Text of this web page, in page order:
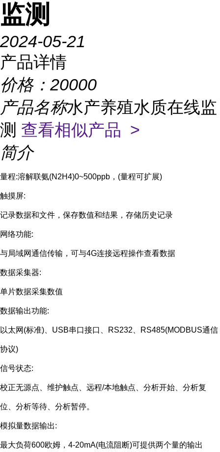
监测
2024-05-21
产品详情
价格： 20000
产品名称水产养殖水质在线监
测 查看相似产品 >
简介
量程:溶解联氨(N2H4)0~500ppb，(量程可扩展)
触摸屏:
记录数据和文件，保存数值和结果，存储历史记录
网络功能:
与局域网通信传输，可与4G连接远程操作查看数据
数据采集器:
单片数据采集数值
数据输出功能:
以太网(标准)、USB串口接口、RS232、RS485(MODBUS通信
协议)
信号状态:
校正无源点、维护触点、远程/本地触点、分析开始、分析复
位、分析等待、分析暂停。
模拟量数据输出:
最大负荷600欧姆，4-20mA(电流阻断)可提供两个量的输出